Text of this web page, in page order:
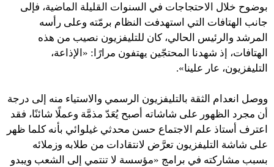
بوضوح خلال الاحتجاجات في السنوات القليلة الماضية، فإلى
جانب الهتافات التي استهدفت النظام برمّته وعلى رأسه
المرشد والرئيس الحالي، كان للتليفزيون نصيب من هذه
الهتافات، إذ شهدنا المحتجّين يهتفون مرارًا: «الإذاعة،
التليفزيون، عار علينا».
ووصل انعدام الثقة بالتليفزيون الرسمي والاستياء منه إلى درجة
أن مجرد الظهور على شاشاته أصبح يُعَدّ مذمَّة وعملًا شائنًا، فقد
اعترف أستاذ علم الاجتماع حسن محدثي غيلوائي بأنه كلما ظهر
على شاشة التليفزيون تعرَّض لانتقادات من طلابه وزملائه
بسبب مشاركته في برامج «مؤسسة لا تنتمي إلى الشعب ويبدو